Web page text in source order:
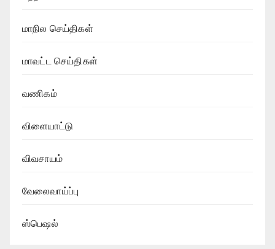
மாநில செய்திகள்
மாவட்ட செய்திகள்
வணிகம்
விளையாட்டு
விவசாயம்
வேலைவாய்ப்பு
ஸ்பெஷல்